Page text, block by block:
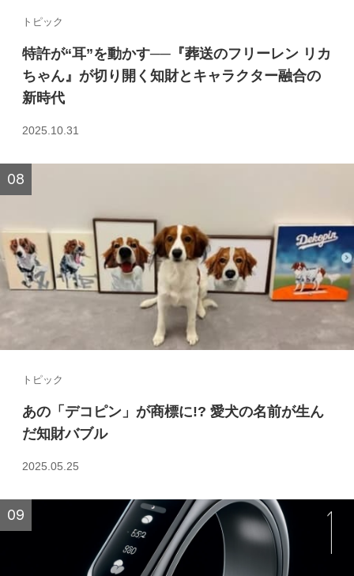
トピック
特許が“耳”を動かす──『葬送のフリーレン リカ
ちゃん』が切り開く知財とキャラクター融合の
新時代
2025.10.31
トピック
あの「デコピン」が商標に!? 愛犬の名前が生ん
だ知財バブル
2025.05.25